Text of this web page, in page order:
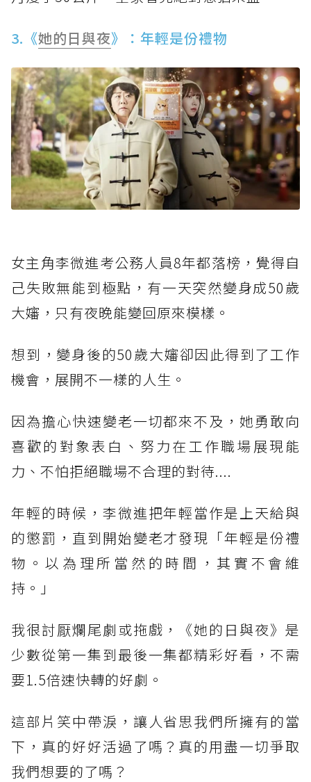
3.《她的日與夜》：年輕是份禮物
女主角李微進考公務人員8年都落榜，覺得自
己失敗無能到極點，有一天突然變身成50歲
大嬸，只有夜晚能變回原來模樣。
想到，變身後的50歲大嬸卻因此得到了工作
機會，展開不一樣的人生。
因為擔心快速變老一切都來不及，她勇敢向
喜歡的對象表白、努力在工作職場展現能
力、不怕拒絕職場不合理的對待....
年輕的時候，李微進把年輕當作是上天給與
的懲罰，直到開始變老才發現「年輕是份禮
物。以為理所當然的時間，其實不會維
持。」
我很討厭爛尾劇或拖戲，《她的日與夜》是
少數從第一集到最後一集都精彩好看，不需
要1.5倍速快轉的好劇。
這部片笑中帶淚，讓人省思我們所擁有的當
下，真的好好活過了嗎？真的用盡一切爭取
我們想要的了嗎？